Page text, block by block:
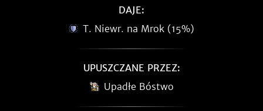
DAJE:
T. Niewr. na Mrok (15%)
UPUSZCZANE PRZEZ:
Upadłe Bóstwo